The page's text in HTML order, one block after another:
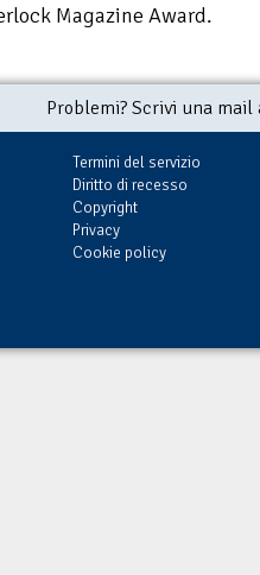
Magazine Award.
Problemi? Scrivi una
Termini del servizio
Diritto di recesso
Copyright
Privacy
Cookie policy